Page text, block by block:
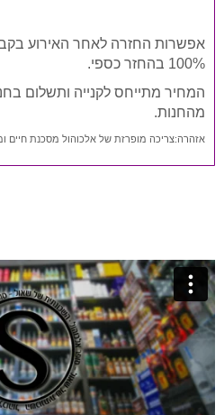
אפשרות החזרה לאחר האירוע
100% בהחזר כספי.
המחיר מתייחס לקנייה ותשלום
מהחנות.
אזהרה:צריכה מופרזת של אלכוהול מסכנת חיים